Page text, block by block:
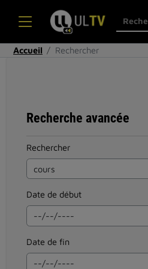
Accueil Rechercher
Recherche avancée
Rechercher
Date de début
Date de fin